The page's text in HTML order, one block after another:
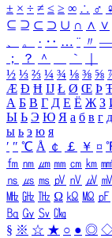
± × ÷ ≠ ≤ ≥ ∞ ∴ ♂ ♀
⊆ ⊇ ⊂ ⊃ ∪ ∩ ∧ ∨
、
。 · ‥ … ¨ 〃 ―
；
？ ＾ ｀
½ ⅓ ⅔ ¼ ¾ ⅛ ⅜ ⅝
Æ Ð Ħ Ĳ Ł Ø Œ Þ
А Б В Г Д Е Ё Ж З
Ы Ь Э Ю Я а б в г д
ы ь э ю я
′ ″ ℃ Å ￠ ￡ ￥ ¤
㎙ ㎚ ㎛ ㎜ ㎝ ㎞
㎱ ㎲ ㎳ ㎴ ㎵ ㎶ ㎷
㎒ ㎓ ㎔ Ω ㏀ ㏁ ㎊
㏃ ㏉ ㏜ ㏆
§ ※ ☆ ★ ○ ● ◎